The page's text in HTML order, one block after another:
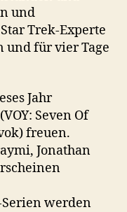
und
Trek-Experte
und für vier Tage
Jahr
Seven Of
freuen.
Jonathan
werden